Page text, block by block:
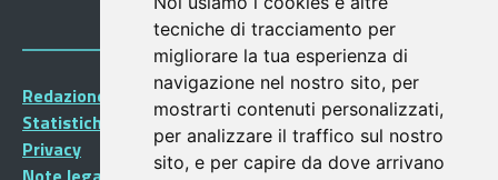
tecniche di tracciamento per
migliorare la tua esperienza di
navigazione nel nostro sito, per
mostrarti contenuti personalizzati,
per analizzare il traffico sul nostro
sito, e per capire da dove arrivano
Redazione Portalegiovani
Statistiche
Privacy